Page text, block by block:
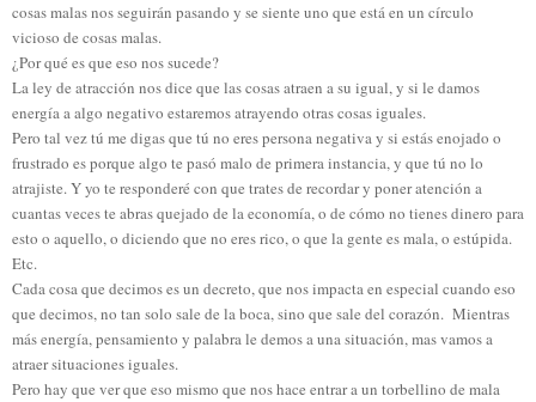
cosas malas nos seguirán pasando y se siente uno que está en un círculo
vicioso de cosas malas.
¿Por qué es que eso nos sucede?
La ley de atracción nos dice que las cosas atraen a su igual, y si le damos
energía a algo negativo estaremos atrayendo otras cosas iguales.
Pero tal vez tú me digas que tú no eres persona negativa y si estás enojado o
frustrado es porque algo te pasó malo de primera instancia, y que tú no lo
atrajiste. Y yo te responderé con que trates de recordar y poner atención a
cuantas veces te abras quejado de la economía, o de cómo no tienes dinero para
esto o aquello, o diciendo que no eres rico, o que la gente es mala, o estúpida.
Etc.
Cada cosa que decimos es un decreto, que nos impacta en especial cuando eso
que decimos, no tan solo sale de la boca, sino que sale del corazón. Mientras
más energía, pensamiento y palabra le demos a una situación, mas vamos a
atraer situaciones iguales.
Pero hay que ver que eso mismo que nos hace entrar a un torbellino de mala